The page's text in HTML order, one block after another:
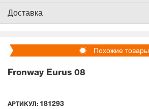
Доставка
Похожие товары
Fronway Eurus 08
АРТИКУЛ: 181293